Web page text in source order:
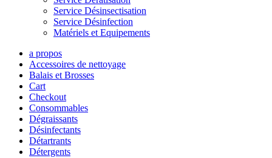
Service Désinsectisation
Service Désinfection
Matériels et Equipements
a propos
Accessoires de nettoyage
Balais et Brosses
Cart
Checkout
Consommables
Dégraissants
Désinfectants
Détartrants
Détergents